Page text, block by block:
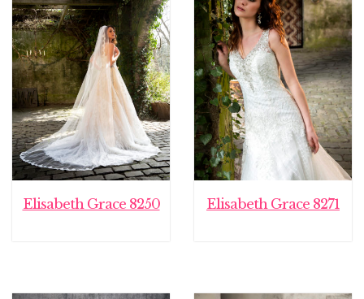
Elisabeth Grace 8250 Elisabeth Grace 8271